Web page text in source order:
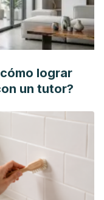
lograr
un tutor?